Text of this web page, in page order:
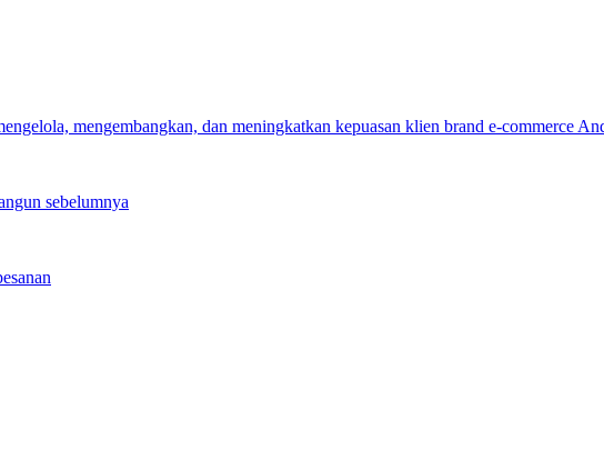
mengembangkan, dan meningkatkan kepuasan klien brand e-commerce
sebelumnya